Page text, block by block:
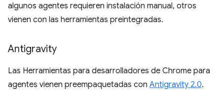
algunos agentes requieren instalación manual, otros
vienen con las herramientas preintegradas.
Antigravity
Las Herramientas para desarrolladores de Chrome para
agentes vienen preempaquetadas con Antigravity 2.0.